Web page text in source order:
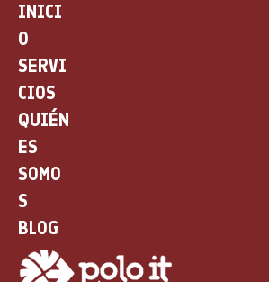
INICI
O
SERVI
CIOS
QUIÉN
ES
SOMO
S
BLOG